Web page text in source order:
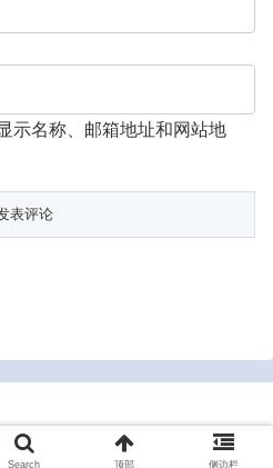
示名称、邮箱地址和网站地
All Rights Reserved.
Search 顶部 侧边栏